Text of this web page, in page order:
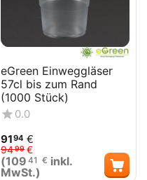
eGreen Einweggläser
57cl bis zum Rand
(1000 Stück)
0.0
9194 €
9499 €
(109 41 € inkl.
MwSt.)